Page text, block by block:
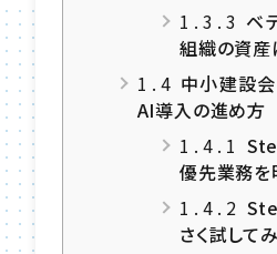
1.3.3 ベ
組織の資産
1.4 中小建設
AI導入の進め方
1.4.1
優先業務を
1.4.2
さく試して